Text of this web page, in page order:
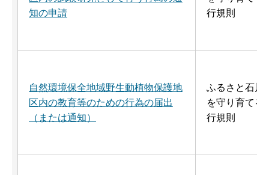
知の申請
行規則
自然環境保全地域野生動植物保護地
区内の教育等のための行為の届出
（または通知）
ふるさと石川
を守り育てる
行規則